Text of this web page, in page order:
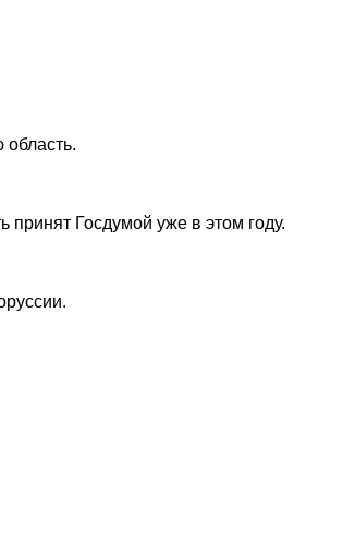
область.
Госдумой уже в этом году.